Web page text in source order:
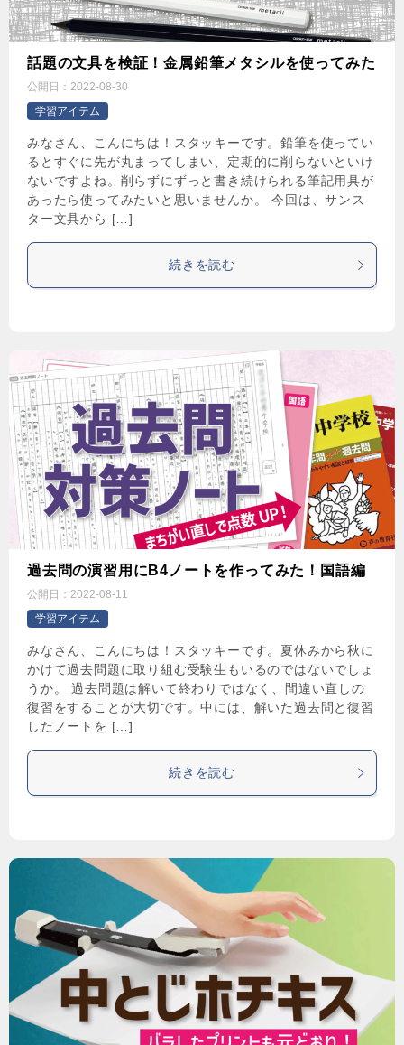
話題の文具を検証！金属鉛筆メタシルを使ってみた
公開日： 2022-08-30
学習アイテム
みなさん、こんにちは！スタッキーです。鉛筆を使ってい
るとすぐに先が丸まってしまい、定期的に削らないといけ
ないですよね。削らずにずっと書き続けられる筆記用具が
あったら使ってみたいと思いませんか。 今回は、サンス
ター文具から […]
続きを読む
過去問の演習用にB4ノートを作ってみた！国語編
公開日： 2022-08-11
学習アイテム
みなさん、こんにちは！スタッキーです。夏休みから秋に
かけて過去問題に取り組む受験生もいるのではないでしょ
うか。 過去問題は解いて終わりではなく、間違い直しの
復習をすることが大切です。中には、解いた過去問と復習
したノートを […]
続きを読む